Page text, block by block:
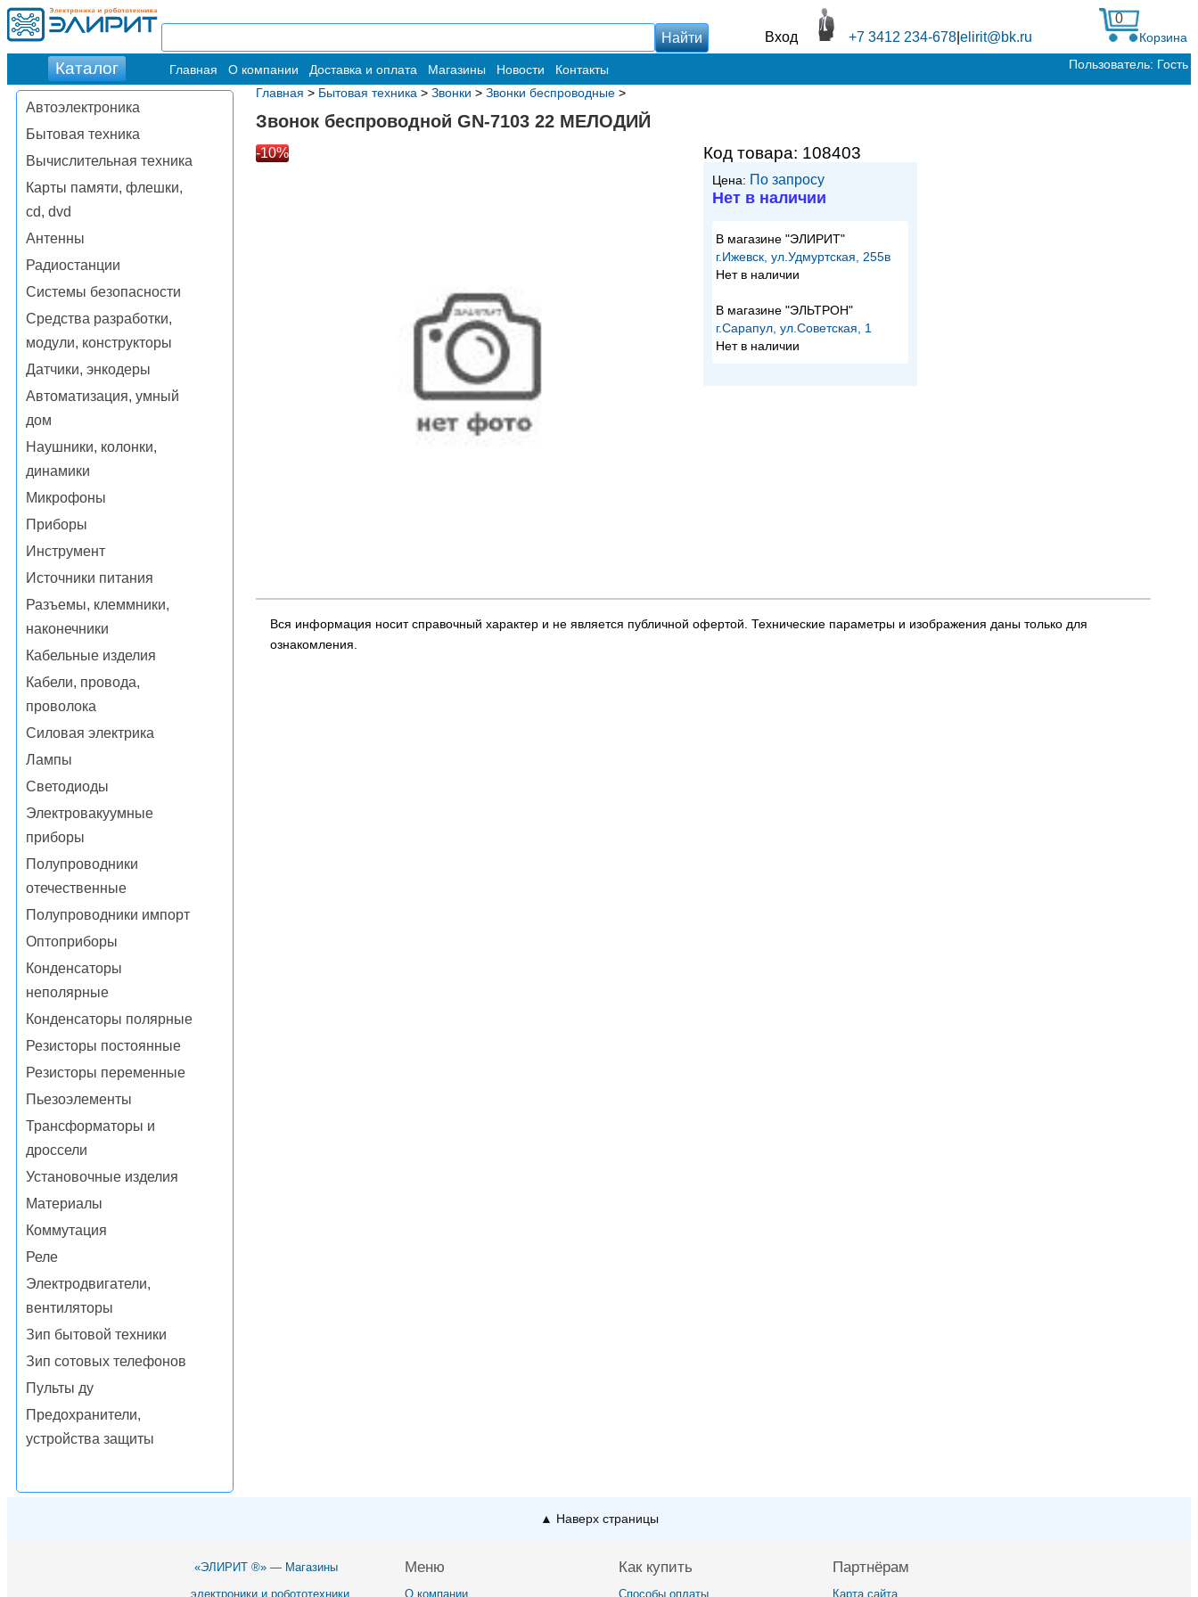
Вход +7 3412 234-678 elirit@bk.ru
0
Корзина
Главная О компании Доставка и оплата Магазины Новости Контакты Пользователь: Гость
Автоэлектроника
Бытовая техника
Вычислительная техника
Карты памяти, флешки,
cd, dvd
Антенны
Радиостанции
Системы безопасности
Средства разработки,
модули, конструкторы
Датчики, энкодеры
Автоматизация, умный
дом
Наушники, колонки,
динамики
Микрофоны
Приборы
Инструмент
Источники питания
Разъемы, клеммники,
наконечники
Кабельные изделия
Кабели, провода,
проволока
Силовая электрика
Лампы
Светодиоды
Электровакуумные
приборы
Полупроводники
отечественные
Полупроводники импорт
Оптоприборы
Конденсаторы
неполярные
Конденсаторы полярные
Резисторы постоянные
Резисторы переменные
Пьезоэлементы
Трансформаторы и
дроссели
Установочные изделия
Материалы
Коммутация
Реле
Электродвигатели,
вентиляторы
Зип бытовой техники
Зип сотовых телефонов
Пульты ду
Предохранители,
устройства защиты
Главная > Бытовая техника > Звонки > Звонки беспроводные >
Звонок беспроводной GN-7103 22 МЕЛОДИЙ
-10% Код товара: 108403
Цена: По запросу
Нет в наличии
В магазине "ЭЛИРИТ"
г.Ижевск, ул.Удмуртская, 255в
Нет в наличии
В магазине "ЭЛЬТРОН"
г.Сарапул, ул.Советская, 1
Нет в наличии
Вся информация носит справочный характер и не является публичной офертой. Технические параметры и изображения даны только для
ознакомления.
▲ Наверх страницы
«ЭЛИРИТ ®» — Магазины
электроники и робототехники
Меню
О компании
Как купить
Способы оплаты
Партнёрам
Карта сайта